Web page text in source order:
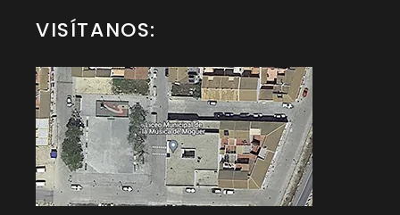
VISÍTANOS: